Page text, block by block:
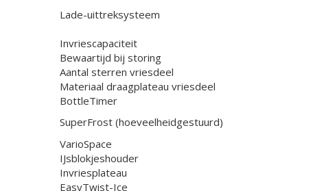
Lade-uittreksysteem
Invriescapaciteit
Bewaartijd bij storing
Aantal sterren vriesdeel
Materiaal draagplateau vriesdeel
BottleTimer
SuperFrost (hoeveelheidgestuurd)
VarioSpace
IJsblokjeshouder
Invriesplateau
EasyTwist-Ice